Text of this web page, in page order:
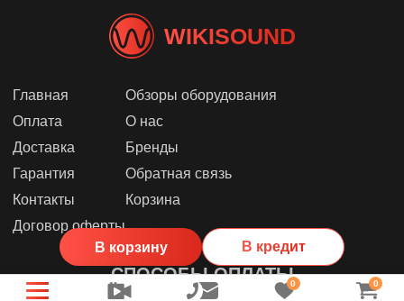
В корзину В кредит
WIKISOUND
Главная
Оплата
Доставка
Гарантия
Контакты
Договор оферты
Обзоры оборудования
О нас
Бренды
Обратная связь
Корзина
СПОСОБЫ ОПЛАТЫ0 0